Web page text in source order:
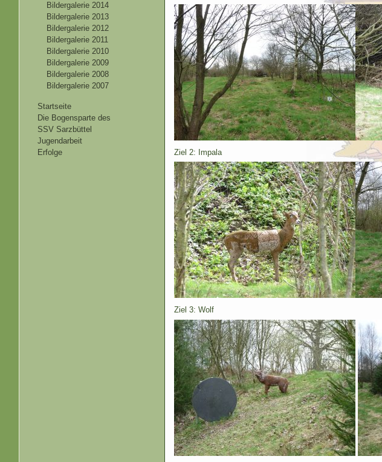
Bildergalerie 2014
Bildergalerie 2013
Bildergalerie 2012
Bildergalerie 2011
Bildergalerie 2010
Bildergalerie 2009
Bildergalerie 2008
Bildergalerie 2007
Startseite
Die Bogensparte des
SSV Sarzbüttel
Jugendarbeit
Erfolge
Ziel 2: Impala
Ziel 3: Wolf